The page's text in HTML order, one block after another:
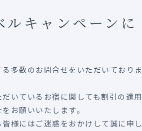
キャンペーンに
多数のお問合せをいただいておりま
いているお宿に関しても割引の適用
お願いいたします。
様にはご迷惑をおかけして誠に申し